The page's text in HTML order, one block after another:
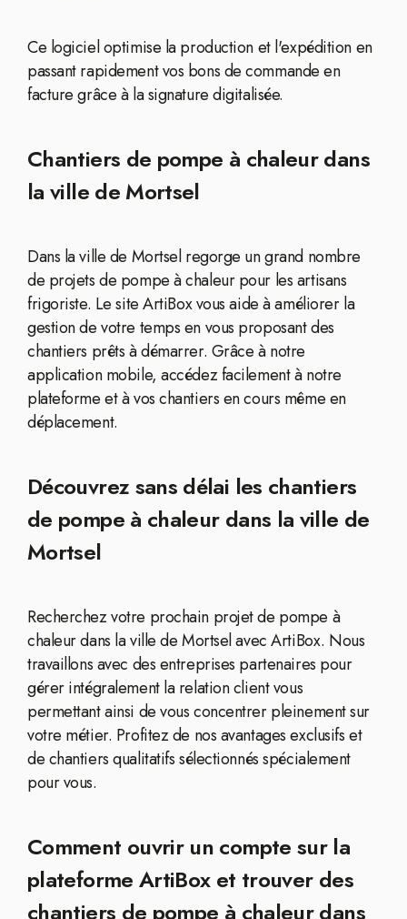
Ce logiciel optimise la production et l'expédition en
passant rapidement vos bons de commande en
facture grâce à la signature digitalisée.
Chantiers de pompe à chaleur dans
la ville de Mortsel
Dans la ville de Mortsel regorge un grand nombre
de projets de pompe à chaleur pour les artisans
frigoriste. Le site ArtiBox vous aide à améliorer la
gestion de votre temps en vous proposant des
chantiers prêts à démarrer. Grâce à notre
application mobile, accédez facilement à notre
plateforme et à vos chantiers en cours même en
déplacement.
Découvrez sans délai les chantiers
de pompe à chaleur dans la ville de
Mortsel
Recherchez votre prochain projet de pompe à
chaleur dans la ville de Mortsel avec ArtiBox. Nous
travaillons avec des entreprises partenaires pour
gérer intégralement la relation client vous
permettant ainsi de vous concentrer pleinement sur
votre métier. Profitez de nos avantages exclusifs et
de chantiers qualitatifs sélectionnés spécialement
pour vous.
Comment ouvrir un compte sur la
plateforme ArtiBox et trouver des
chantiers de pompe à chaleur dans